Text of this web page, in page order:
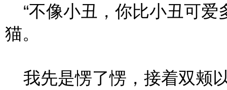
“不像小丑，你比小丑可爱
猫。
我先是愣了愣，接着双颊